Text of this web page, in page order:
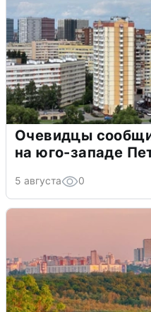
Очевидцы
на юго-западе
5 августа 0